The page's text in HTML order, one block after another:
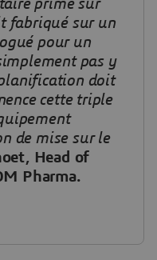
prime sur
fabriqué sur un
pour un
pas y
doit
cette triple
de mise sur le
Head of
Pharma.